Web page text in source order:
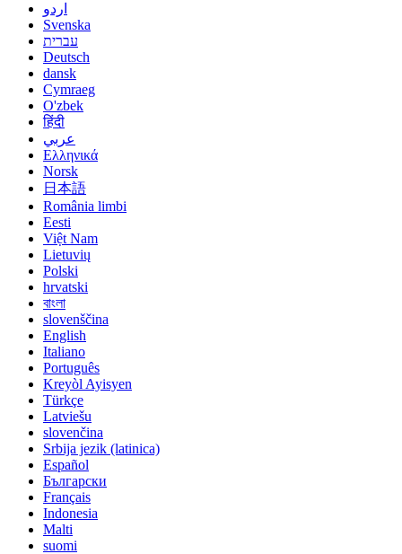
اردو
Svenska
עברית
Deutsch
dansk
Cymraeg
O'zbek
हिंदी
عربي
Ελληνικά
Norsk
日本語
România limbi
Eesti
Việt Nam
Lietuvių
Polski
hrvatski
বাংলা
slovenščina
English
Italiano
Português
Kreyòl Ayisyen
Türkçe
Latviešu
slovenčina
Srbija jezik (latinica)
Español
Български
Français
Indonesia
Malti
suomi